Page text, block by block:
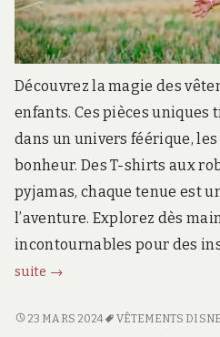
Découvrez la magie des
enfants. Ces pièces
dans un univers féérique,
bonheur. Des T-shirts aux
pyjamas, chaque tenue est
l’aventure. Explorez dès
incontournables pour des
suite
Les
Disney
→
LES23 MARS 2024 VÊTEMENTS